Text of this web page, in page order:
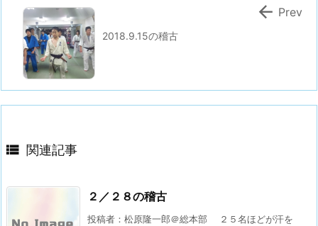
2018.9.15の稽古
 Prev
 関連記事
２／２８の稽古
投稿者：松原隆一郎＠総本部 ２５名ほどが汗を